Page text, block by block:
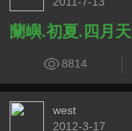
蘭嶼.初夏.四月天
8814
west
2012-3-17